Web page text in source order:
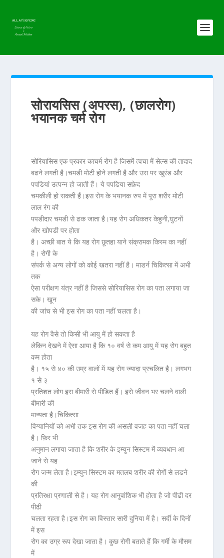
सोरायसिस (अपरस), (छालरोग)
भयानक चर्म रोग
सोरियासिसएक प्रकार काचर्म रोगहै जिसमें त्वचा में सेल्स की तादाद
बढने लगती है।चमडी मोटी होने लगती है और उस पर खुरंड और
पपडियां उत्पन्न हो जाती हैं। ये पपडिया सफ़ेद
चमकीली हो सकती हैं।इस रोग के भयानक रुप में पूरा शरीर मोटी
लाल रंग की
पपडीदार चमडी से ढक जाता है।यह रोग अधिकतर केहुनी,घुटनों
और खोपडी पर होता
है। अच्छी बात ये कि यह रोग छूतहा याने संक्रामक किस्म का नहीं
है। रोगी के
संपर्क से अन्य लोगों को कोई खतरा नहीं है। माडर्न चिकित्सा में अभी
तक
ऐसा परीक्षण यंत्र नहीं है जिससे सोरियासिस रोग का पता लगाया जा
सके। खून
की जांच से भी इस रोग का पता नहीं चलता है।
यह रोग वैसे तो किसी भी आयु में हो सकता है
लेकिन देखने में ऐसा आया है कि १० वर्ष से कम आयु में यह रोग बहुत
कम होता
है। १५ से ४० की उम्र वालों में यह रोग ज्यादा प्रचलित है। लगभग
१ से ३
प्रतिशत लोग इस बीमारी से पीडित हैं। इसे जीवन भर चलने वाली
बीमारी की
मान्यता है।चिकित्सा
विग्यानियों को अभी तक इस रोग की असली वजह का पता नहीं चला
है। फ़िर भी
अनुमान लगाया जाता है कि शरीर के इम्युन सिस्टम में व्यवधान आ
जाने से यह
रोग जन्म लेता है।इम्युन सिस्टम का मतलब शरीर की रोगों से लडने
की
प्रतिरक्षा प्रणाली से है। यह रोग आनुवांशिक भी होता है जो पीढी दर
पीढी
चलता रहता है।इस रोग का विस्तार सारी दुनिया में है। सर्दी के दिनों
में इस
रोग का उग्र रूप देखा जाता है। कुछ रोगी बताते हैं कि गर्मी के मौसम
में